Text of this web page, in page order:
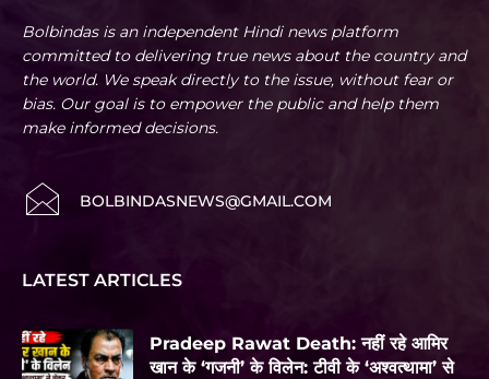
Bolbindas is an independent Hindi news platform
committed to delivering true news about the country and
the world. We speak directly to the issue, without fear or
bias. Our goal is to empower the public and help them
make informed decisions.
BOLBINDASNEWS@GMAIL.COM
LATEST ARTICLES
Pradeep Rawat Death: नहीं रहे आमिर
खान के ‘गजनी’ के विलेन: टीवी के ‘अश्वत्थामा’ से